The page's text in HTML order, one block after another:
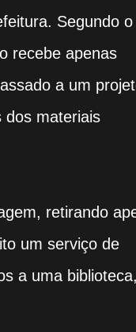
Segundo o
recebe apenas
a um
dos materiais
retirando
um serviço de
a uma